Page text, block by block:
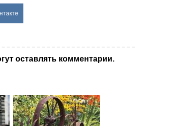
оставлять комментарии.